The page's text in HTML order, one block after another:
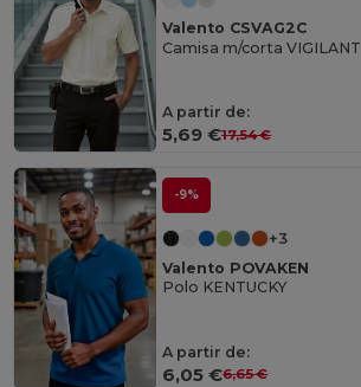
Valento CSVAG2C
Camisa m/corta VIGILANT
A partir de:
5,69 €17,54 €
-9%
+3
Valento POVAKEN
Polo KENTUCKY
A partir de:
6,05 €6,65 €